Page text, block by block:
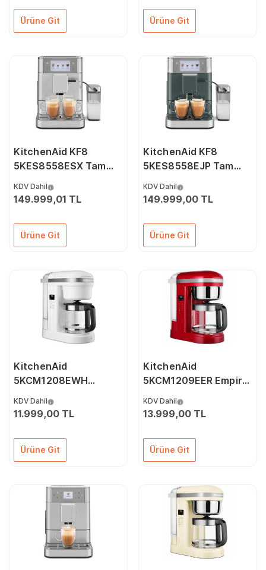
Ürüne Git Ürüne Git
KitchenAid KF8
5KES8558ESX Tam
Makinesi – İnox
KDV Dahil
149.999,01 TL
Ürüne Git
KitchenAid KF8
5KES8558EJP Tam
Makinesi - Juniper
KDV Dahil
149.999,00 TL
Ürüne Git
KitchenAid
5KCM1208EWH
Makinesi - White
KDV Dahil
11.999,00 TL
Ürüne Git
KitchenAid
5KCM1209EER Empire
Makinesi
KDV Dahil
13.999,00 TL
Ürüne Git